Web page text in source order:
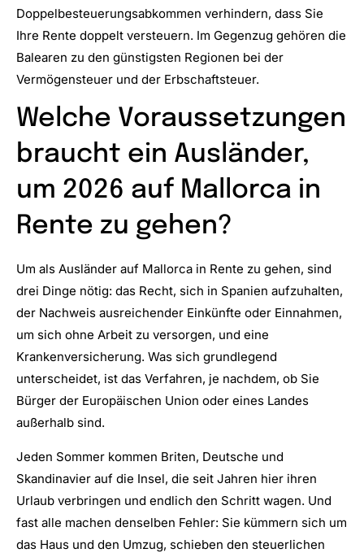
Doppelbesteuerungsabkommen verhindern, dass Sie
Ihre Rente doppelt versteuern. Im Gegenzug gehören die
Balearen zu den günstigsten Regionen bei der
Vermögensteuer und der Erbschaftsteuer.
Welche Voraussetzungen
braucht ein Ausländer,
um 2026 auf Mallorca in
Rente zu gehen?
Um als Ausländer auf Mallorca in Rente zu gehen, sind
drei Dinge nötig: das Recht, sich in Spanien aufzuhalten,
der Nachweis ausreichender Einkünfte oder Einnahmen,
um sich ohne Arbeit zu versorgen, und eine
Krankenversicherung. Was sich grundlegend
unterscheidet, ist das Verfahren, je nachdem, ob Sie
Bürger der Europäischen Union oder eines Landes
außerhalb sind.
Jeden Sommer kommen Briten, Deutsche und
Skandinavier auf die Insel, die seit Jahren hier ihren
Urlaub verbringen und endlich den Schritt wagen. Und
fast alle machen denselben Fehler: Sie kümmern sich um
das Haus und den Umzug, schieben den steuerlichen